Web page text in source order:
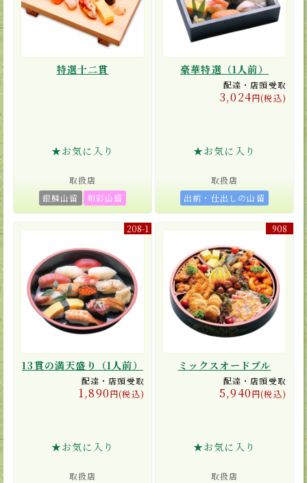
特選十二貫
★お気に入り
取扱店
銀鱗山留
旬彩山留
豪華特選（1人前）
配達・店頭受取
3,024円(税込)
★お気に入り
取扱店
出前・仕出しの山留
208-1
13貫の満天盛り（1人前）
配達・店頭受取
1,890円(税込)
★お気に入り
取扱店
908
ミックスオードブル
配達・店頭受取
5,940円(税込)
★お気に入り
取扱店